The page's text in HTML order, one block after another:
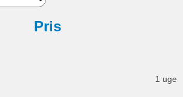
Pris
1 uge